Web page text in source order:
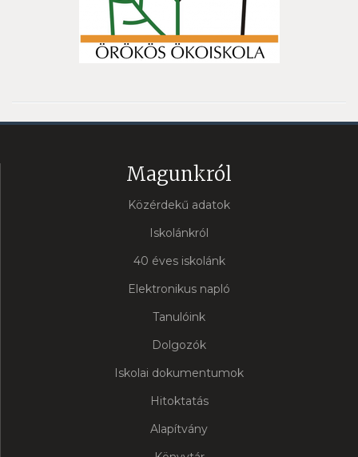
Magunkról
Közérdekű adatok
Iskolánkról
40 éves iskolánk
Elektronikus napló
Tanulóink
Dolgozók
Iskolai dokumentumok
Hitoktatás
Alapítvány